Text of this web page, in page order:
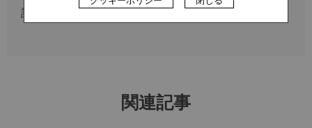
誌・新聞等に数多く寄稿している。
関連記事